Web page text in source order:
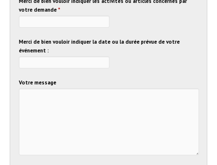
votre demande *
Merci de bien vouloir indiquer la date ou la durée prévue de votre
événement :
Votre message